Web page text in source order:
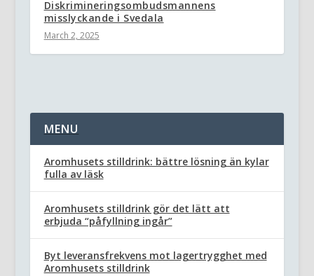
Diskrimineringsombudsmannens
misslyckande i Svedala
March 2, 2025
MENU
Aromhusets stilldrink: bättre lösning än kylar
fulla av läsk
Aromhusets stilldrink gör det lätt att
erbjuda “påfyllning ingår”
Byt leveransfrekvens mot lagertrygghet med
Aromhusets stilldrink